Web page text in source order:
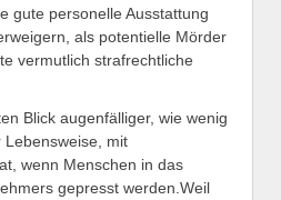
gute personelle Ausstattung
als potentielle Mörder
vermutlich strafrechtliche
Blick augenfälliger, wie wenig
mit
wenn Menschen in das
gepresst werden.Weil